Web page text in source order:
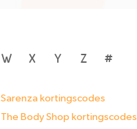
W X Y Z #
Sarenza kortingscodes
The Body Shop kortingscodes